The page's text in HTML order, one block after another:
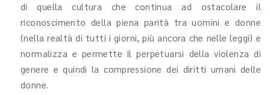
di quella cultura che continua ad ostacolare il
riconoscimento della piena parità tra uomini e donne
(nella realtà di tutti i giorni, più ancora che nelle leggi) e
normalizza e permette il perpetuarsi della violenza di
genere e quindi la compressione dei diritti umani delle
donne.